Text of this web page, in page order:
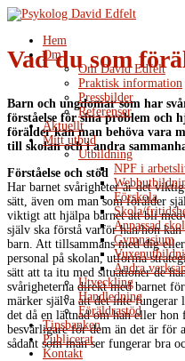
Hem
Om
Om David Edfelt
Praktisk information
Pressbilder
Referenser
Aktuellt
Mitt utbud
Utbildning
NPF i
Förskola
Skola/
Anpassad
Gymnasium
Andra
Utveckling
Handledning
Föräldrastöd
Tipsbanken
Publicerat
Kontakt
Vad du som
Barn och ungdomar som har
förståelse för sina problem och
förälder kan man behöva vara
till skolan och i andra
Förståelse och stöd
Har barnet svårigheter är det
sätt, även om man som förälder
viktigt att hjälpa barnet att bli
själv ska förstå varför han/hon
barn. Att tillsammans med dig
personal på skolan, utforma
sätt att ta itu med situationer de
svårigheterna direkt med barnet
märker själva att det inte
det då en lättnad om han eller hon
besvärligare för dem än det är för
sådant som man ser fungerar bra